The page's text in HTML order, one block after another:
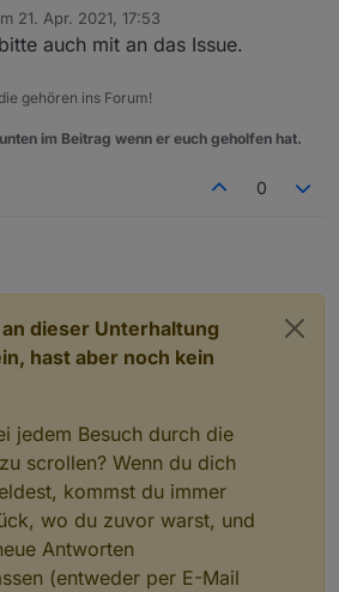
zu sein.
21. Apr. 2021, 17:53
von
auch mit an das Issue.
gehören ins Forum!
im Beitrag wenn er euch geholfen hat.
0
dieser Unterhaltung
hast aber noch kein
jedem Besuch durch die
scrollen? Wenn du dich
kommst du immer
wo du zuvor warst, und
Antworten
(entweder per E-Mail